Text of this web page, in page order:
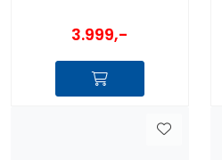
3.999,-